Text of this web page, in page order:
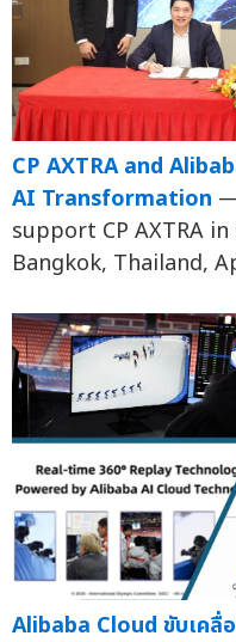
CP AXTRA and
AI Transformation
support CP AXTRA
Bangkok, Thailand,
Alibaba Cloud ขับเคลื่